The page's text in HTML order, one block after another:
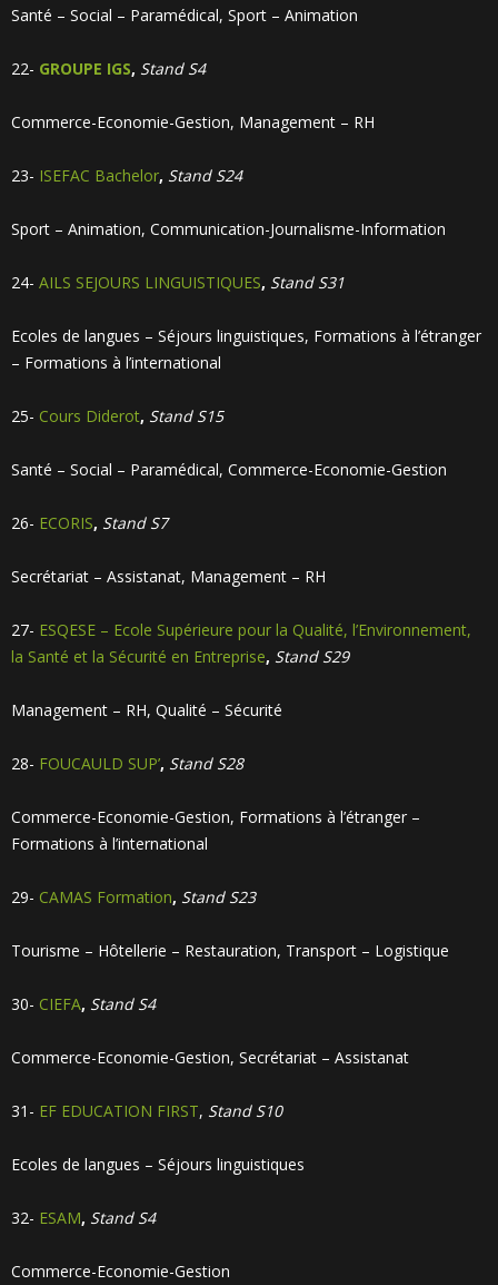
Santé – Social – Paramédical, Sport – Animation
22- GROUPE IGS, Stand S4
Commerce-Economie-Gestion, Management – RH
23- ISEFAC Bachelor, Stand S24
Sport – Animation, Communication-Journalisme-Information
24- AILS SEJOURS LINGUISTIQUES, Stand S31
Ecoles de langues – Séjours linguistiques, Formations à l’étranger
– Formations à l’international
25- Cours Diderot, Stand S15
Santé – Social – Paramédical, Commerce-Economie-Gestion
26- ECORIS, Stand S7
Secrétariat – Assistanat, Management – RH
27- ESQESE – Ecole Supérieure pour la Qualité, l’Environnement,
la Santé et la Sécurité en Entreprise, Stand S29
Management – RH, Qualité – Sécurité
28- FOUCAULD SUP’, Stand S28
Commerce-Economie-Gestion, Formations à l’étranger –
Formations à l’international
29- CAMAS Formation, Stand S23
Tourisme – Hôtellerie – Restauration, Transport – Logistique
30- CIEFA, Stand S4
Commerce-Economie-Gestion, Secrétariat – Assistanat
31- EF EDUCATION FIRST, Stand S10
Ecoles de langues – Séjours linguistiques
32- ESAM, Stand S4
Commerce-Economie-Gestion